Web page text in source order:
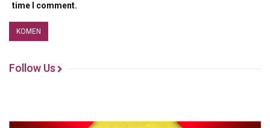
time I comment.
Follow Us